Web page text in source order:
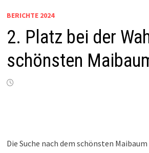
BERICHTE 2024
2. Platz bei der
schönsten
Die Suche nach dem schönsten